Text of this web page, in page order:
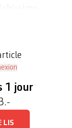
1 jour
LIS